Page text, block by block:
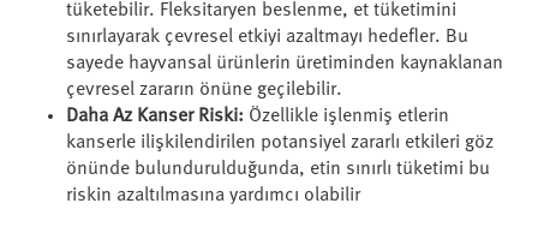
tüketebilir. Fleksitaryen beslenme, et tüketimini
sınırlayarak çevresel etkiyi azaltmayı hedefler. Bu
sayede hayvansal ürünlerin üretiminden kaynaklanan
çevresel zararın önüne geçilebilir.
Daha Az Kanser Riski: Özellikle işlenmiş etlerin
kanserle ilişkilendirilen potansiyel zararlı etkileri göz
önünde bulundurulduğunda, etin sınırlı tüketimi bu
riskin azaltılmasına yardımcı olabilir